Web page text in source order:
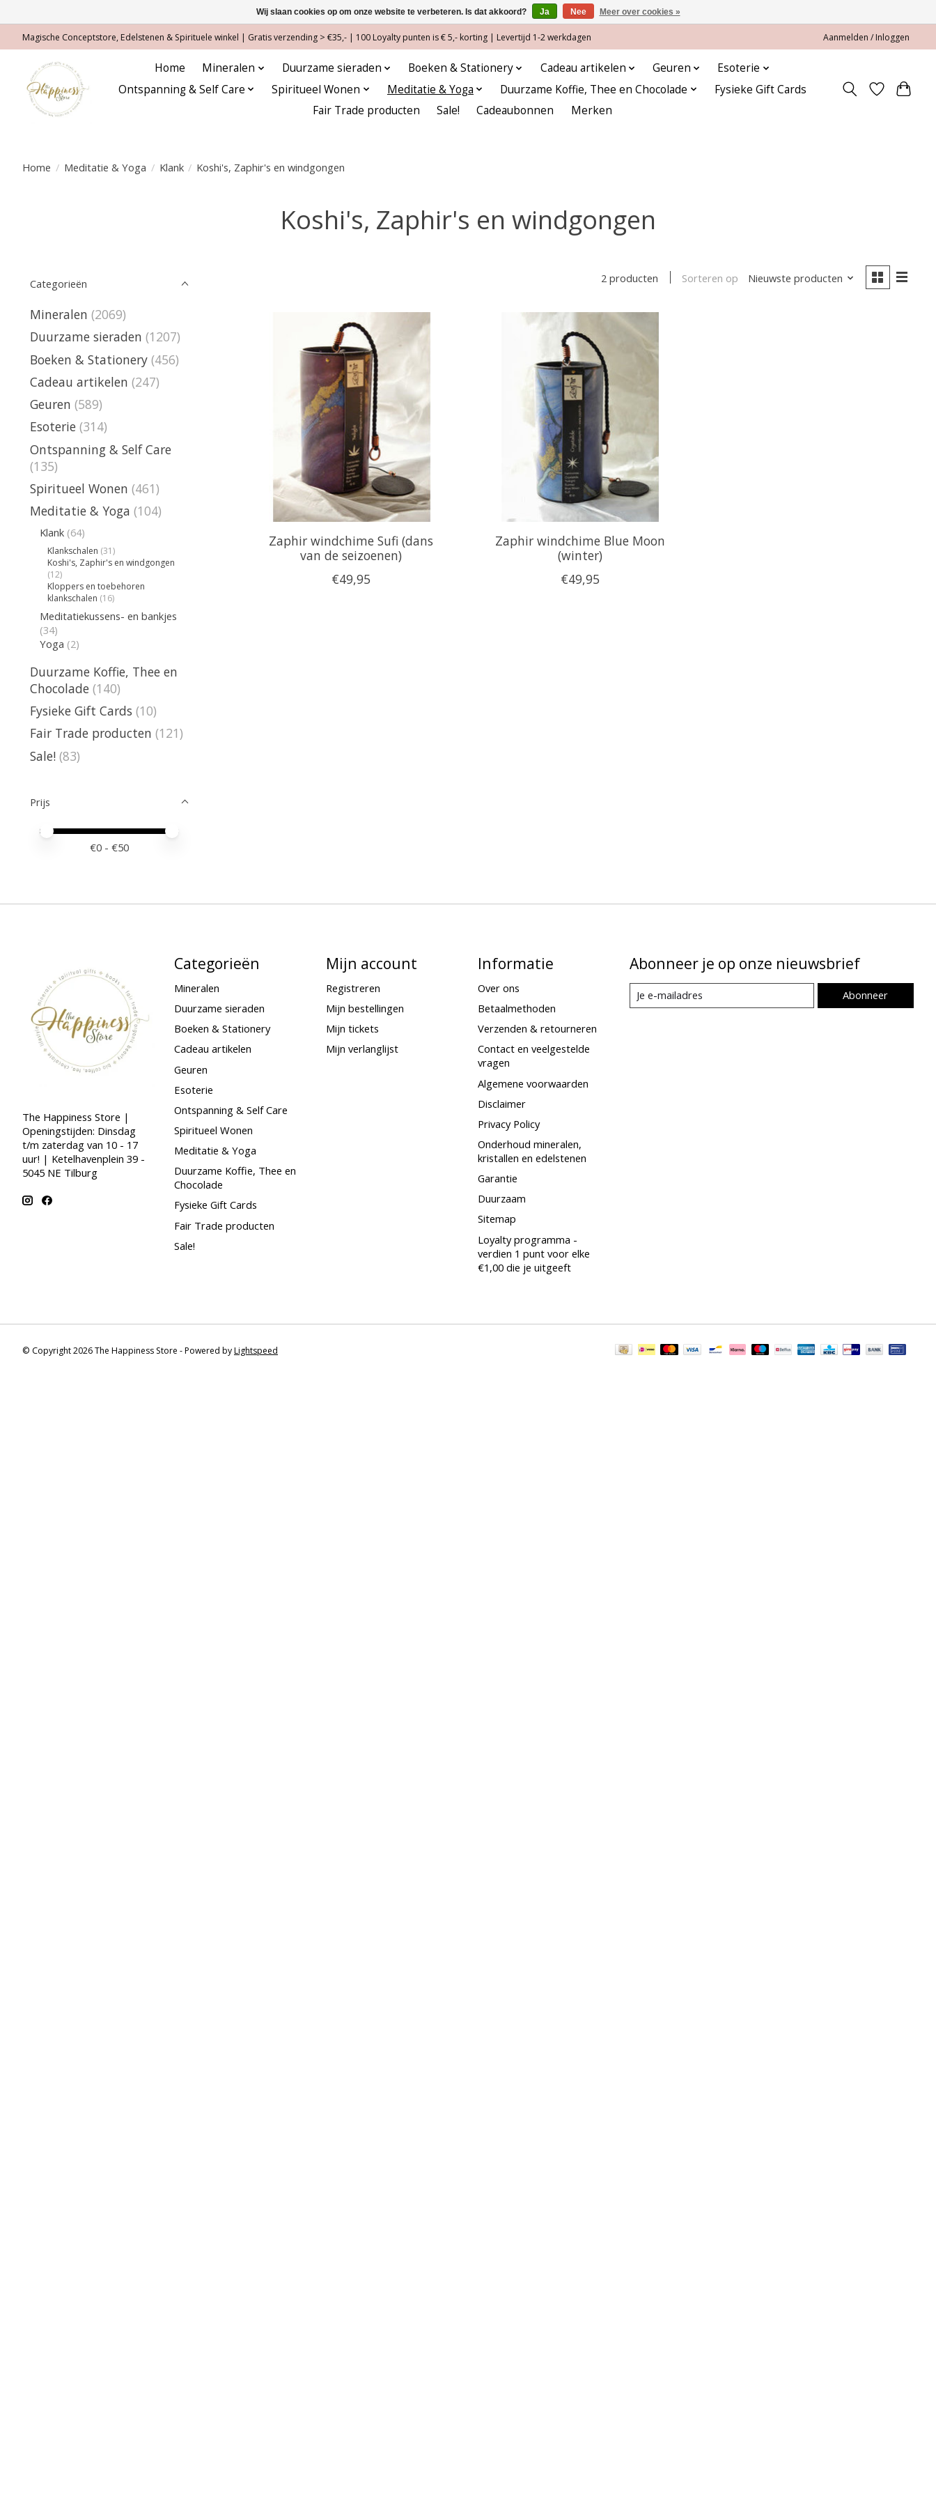
Magische Conceptstore, Edelstenen & Spirituele winkel | Gratis verzending > €35,- | 100 Loyalty punten is € 5,- korting | Levertijd 1-2 werkdagen Aanmelden / Inloggen
Home Mineralen Duurzame sieraden Boeken & Stationery Cadeau artikelen Geuren
Esoterie
Ontspanning & Self Care
Spiritueel Wonen Meditatie & Yoga Duurzame Koffie, Thee en Chocolade
Fysieke Gift Cards
Fair Trade producten
Sale! Cadeaubonnen Merken
Home / Meditatie & Yoga / Klank / Koshi's, Zaphir's en windgongen
Koshi's, Zaphir's en windgongen
Categorieën
Mineralen (2069)
Duurzame sieraden (1207)
Boeken & Stationery (456)
Cadeau artikelen (247)
Geuren (589)
Esoterie (314)
Ontspanning & Self Care
(135)
Spiritueel Wonen (461)
Meditatie & Yoga (104)
Klank (64)
Klankschalen (31)
Koshi's, Zaphir's en windgongen
(12)
Kloppers en toebehoren
klankschalen (16)
Meditatiekussens- en bankjes
(34)
Yoga (2)
Duurzame Koffie, Thee en
Chocolade (140)
Fysieke Gift Cards (10)
Fair Trade producten (121)
Sale! (83)
Prijs
Minimale prijswaarde
Price maximum value
€0 - €50
2 producten Sorteren op Nieuwste producten
Zaphir windchime Sufi (dans
van de seizoenen)
€49,95
Zaphir windchime Blue Moon
(winter)
€49,95
The Happiness Store |
Openingstijden: Dinsdag
t/m zaterdag van 10 - 17
uur! | Ketelhavenplein 39 -
5045 NE Tilburg
Categorieën
Mineralen
Duurzame sieraden
Boeken & Stationery
Cadeau artikelen
Geuren
Esoterie
Ontspanning & Self Care
Spiritueel Wonen
Meditatie & Yoga
Duurzame Koffie, Thee en
Chocolade
Fysieke Gift Cards
Fair Trade producten
Sale!
Mijn account
Registreren
Mijn bestellingen
Mijn tickets
Mijn verlanglijst
Informatie
Over ons
Betaalmethoden
Verzenden & retourneren
Contact en veelgestelde
vragen
Algemene voorwaarden
Disclaimer
Privacy Policy
Onderhoud mineralen,
kristallen en edelstenen
Garantie
Duurzaam
Sitemap
Loyalty programma -
verdien 1 punt voor elke
€1,00 die je uitgeeft
Abonneer je op onze nieuwsbrief
Abonneer
© Copyright 2026 The Happiness Store - Powered byLightspeed
Wij slaan cookies op om onze website te verbeteren. Is dat akkoord? Ja Nee Meer over cookies »